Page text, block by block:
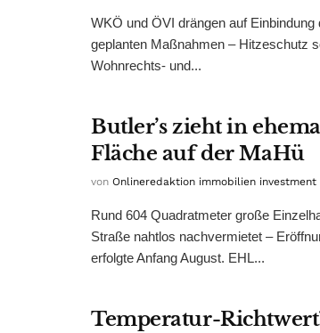
WKÖ und ÖVI drängen auf
geplanten Maßnahmen – Hitzeschutz
Wohnrechts- und...
Butler’s zieht in
Fläche auf der MaHü
von Onlineredaktion immobilien investment
Rund 604 Quadratmeter große
Straße nahtlos nachvermietet –
erfolgte Anfang August. EHL...
Temperatur-